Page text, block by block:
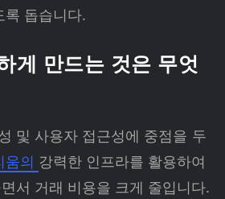
록 돕습니다.
게 만드는 것은 무엇
및 사용자 접근성에 중점을 두
움의 강력한 인프라를 활용하여
서 거래 비용을 크게 줄입니다.